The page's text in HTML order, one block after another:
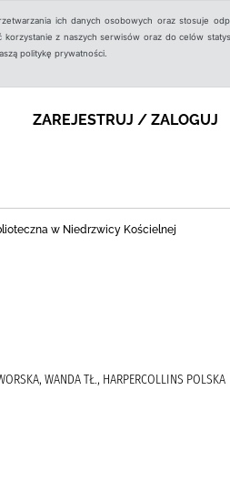
ich danych osobowych oraz stosuje
z naszych serwisów oraz do celów
politykę prywatności.
ZAREJESTRUJ / ZALOGUJ
w Niedrzwicy Kościelnej
WANDA TŁ., HARPERCOLLINS POLSKA